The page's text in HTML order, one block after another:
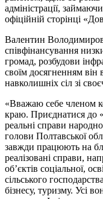
адміністрації,
офіційній сторінці
Валентин
співфінансування
громад, розбудови
своїм досягненням
навколишніх сіл зі
«Вважаю себе членом
краю. Приєднатися до
реальні справи
голови Полтавської
завжди працюють на
реалізовані справи,
об’єктів соціальної,
сільського
бізнесу, туризму. Усі